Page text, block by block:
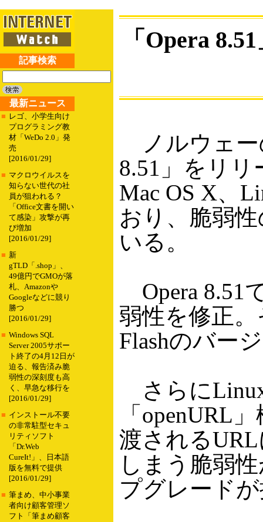
記事検索
最新ニュース
■ レゴ、小学生向け
プログラミング教
材「WeDo 2.0」発
売
[2016/01/29]
■ マクロウイルスを
知らない世代の社
員が狙われる？
「Office文書を開い
て感染」攻撃が再
び増加
[2016/01/29]
■ 新
gTLD「.shop」、
49億円でGMOが落
札、Amazonや
Googleなどに競り
勝つ
[2016/01/29]
■ Windows SQL
Server 2005サポー
ト終了の4月12日が
迫る、報告済み脆
弱性の深刻度も高
く、早急な移行を
[2016/01/29]
■ インストール不要
の非常駐型セキュ
リティソフト
「Dr.Web
CureIt!」、日本語
版を無料で提供
[2016/01/29]
■ 筆まめ、中小事業
者向け顧客管理ソ
フト「筆まめ顧客
「Opera
ノルウェー
8.51」をリリ
Mac OS X、
おり、脆弱
いる。
Opera 8.51
弱性を修正
Flashのバー
さらにLinux
「openURL
渡される
しまう脆弱
プグレード